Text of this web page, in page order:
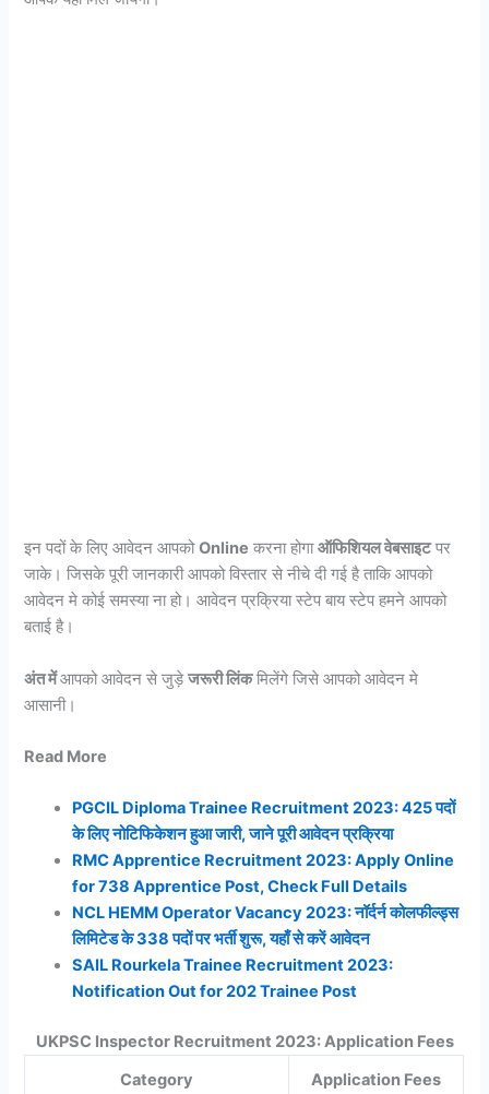
इन पदों के लिए आवेदन आपकोOnline करना होगाऑफिशियल वेबसाइटपर
जाके। जिसके पूरी जानकारी आपको विस्तार से नीचे दी गई है ताकि आपको
आवेदन मे कोई समस्या ना हो। आवेदन प्रक्रिया स्टेप बाय स्टेप हमने आपको
बताई है।
अंत मेंआपको आवेदन से जुड़ेजरूरी लिंकमिलेंगे जिसे आपको आवेदन मे
आसानी।
Read More
PGCIL Diploma Trainee Recruitment 2023: 425 पदों
के लिए नोटिफिकेशन हुआ जारी, जाने पूरी आवेदन प्रक्रिया
RMC Apprentice Recruitment 2023: Apply Online
for 738 Apprentice Post, Check Full Details
NCL HEMM Operator Vacancy 2023: नॉर्दर्न कोलफील्ड्स
लिमिटेड के 338 पदों पर भर्ती शुरू, यहाँ से करें आवेदन
SAIL Rourkela Trainee Recruitment 2023:
Notification Out for 202 Trainee Post
UKPSC Inspector Recruitment 2023: Application Fees
Category
Application Fees